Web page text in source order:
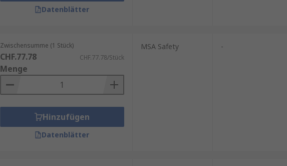
Datenblätter
Zwischensumme (1 Stück)
CHF.77.78 CHF.77.78/Stück
Menge
Hinzufügen
Datenblätter
MSA Safety -